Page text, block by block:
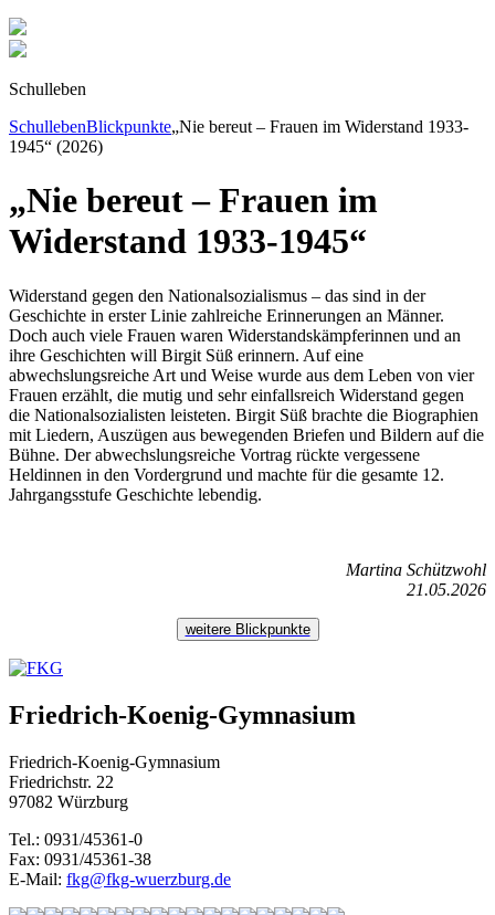
Schulleben
SchullebenBlickpunkte„Nie bereut – Frauen im Widerstand 1933-
1945“ (2026)
„Nie bereut – Frauen im
Widerstand 1933-1945“
Widerstand gegen den Nationalsozialismus – das sind in der
Geschichte in erster Linie zahlreiche Erinnerungen an Männer.
Doch auch viele Frauen waren Widerstandskämpferinnen und an
ihre Geschichten will Birgit Süß erinnern. Auf eine
abwechslungsreiche Art und Weise wurde aus dem Leben von vier
Frauen erzählt, die mutig und sehr einfallsreich Widerstand gegen
die Nationalsozialisten leisteten. Birgit Süß brachte die Biographien
mit Liedern, Auszügen aus bewegenden Briefen und Bildern auf die
Bühne. Der abwechslungsreiche Vortrag rückte vergessene
Heldinnen in den Vordergrund und machte für die gesamte 12.
Jahrgangsstufe Geschichte lebendig.
Martina Schützwohl
21.05.2026
weitere Blickpunkte
Friedrich-Koenig-Gymnasium
Friedrich-Koenig-Gymnasium
Friedrichstr. 22
97082 Würzburg
Tel.: 0931/45361-0
Fax: 0931/45361-38
E-Mail: fkg@fkg-wuerzburg.de